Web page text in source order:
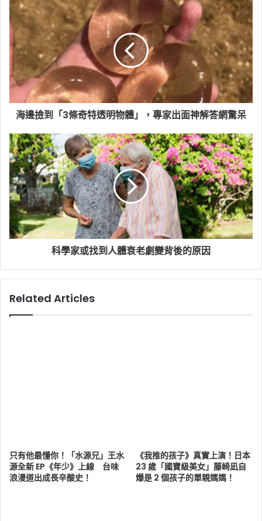
海邊撿到「3條奇特透明物體」，專家出面神解答網驚呆
科學家或找到人體衰老劇變背後的原因
Related Articles
只有他最懂你！「水源兄」王水
源全新 EP《年少》上線 台味
浪漫道出成長辛酸史！
《我推的孩子》真實上演！日本
23 歲「國寶級美女」藤崎凪自
爆是 2 個孩子的單親媽媽！